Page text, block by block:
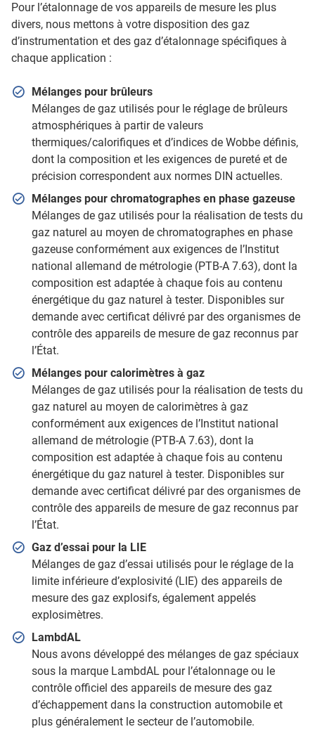
Pour l’étalonnage de vos appareils de mesure les plus
divers, nous mettons à votre disposition des gaz
d’instrumentation et des gaz d’étalonnage spécifiques à
chaque application :
Mélanges pour brûleurs
Mélanges de gaz utilisés pour le réglage de brûleurs
atmosphériques à partir de valeurs
thermiques/calorifiques et d’indices de Wobbe définis,
dont la composition et les exigences de pureté et de
précision correspondent aux normes DIN actuelles.
Mélanges pour chromatographes en phase gazeuse
Mélanges de gaz utilisés pour la réalisation de tests du
gaz naturel au moyen de chromatographes en phase
gazeuse conformément aux exigences de l’Institut
national allemand de métrologie (PTB-A 7.63), dont la
composition est adaptée à chaque fois au contenu
énergétique du gaz naturel à tester. Disponibles sur
demande avec certificat délivré par des organismes de
contrôle des appareils de mesure de gaz reconnus par
l’État.
Mélanges pour calorimètres à gaz
Mélanges de gaz utilisés pour la réalisation de tests du
gaz naturel au moyen de calorimètres à gaz
conformément aux exigences de l’Institut national
allemand de métrologie (PTB-A 7.63), dont la
composition est adaptée à chaque fois au contenu
énergétique du gaz naturel à tester. Disponibles sur
demande avec certificat délivré par des organismes de
contrôle des appareils de mesure de gaz reconnus par
l’État.
Gaz d’essai pour la LIE
Mélanges de gaz d’essai utilisés pour le réglage de la
limite inférieure d’explosivité (LIE) des appareils de
mesure des gaz explosifs, également appelés
explosimètres.
LambdAL
Nous avons développé des mélanges de gaz spéciaux
sous la marque LambdAL pour l’étalonnage ou le
contrôle officiel des appareils de mesure des gaz
d’échappement dans la construction automobile et
plus généralement le secteur de l’automobile.